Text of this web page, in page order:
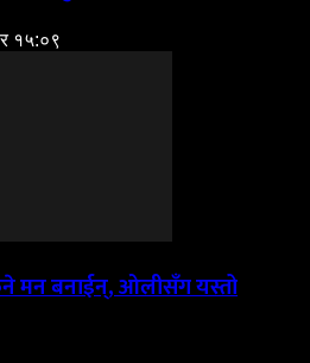
१५:०९
मन बनाईन्, ओलीसँग यस्तो